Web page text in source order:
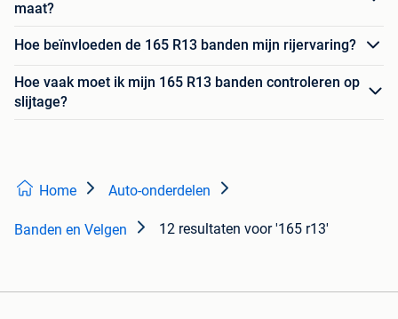
maat?
Hoe beïnvloeden de 165 R13 banden mijn rijervaring?
Hoe vaak moet ik mijn 165 R13 banden controleren op
slijtage?
Home Auto-onderdelen
Banden en Velgen 12 resultaten voor '165 r13'